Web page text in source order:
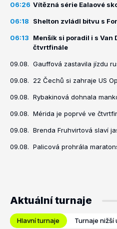
06:26 Vítězná série Ealaové
06:18 Shelton zvládl bitvu s
06:13
Menšík si poradil i s Van
čtvrtfinále
09.08. Gauffová zastavila jízdu
09.08. 22 Čechů si zahraje US
09.08. Rybakinová dohnala
09.08. Mérida je poprvé ve
09.08. Brenda Fruhvirtová slaví
09.08. Palicová prohrála
Aktuální turnaje
Hlavní turnaje Turnaje nižší